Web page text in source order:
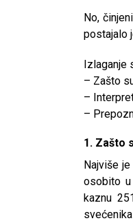
No,
postajalo
Izlaganje
– Zašto
–
–
1. Zašto
Najviše
osobito
kaznu